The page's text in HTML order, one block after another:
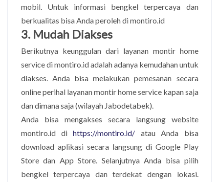
mobil. Untuk informasi bengkel terpercaya dan
berkualitas bisa Anda peroleh di montiro.id
3. Mudah Diakses
Berikutnya keunggulan dari layanan montir home
service di montiro.id adalah adanya kemudahan untuk
diakses. Anda bisa melakukan pemesanan secara
online perihal layanan montir home service kapan saja
dan dimana saja (wilayah Jabodetabek).
Anda bisa mengakses secara langsung website
montiro.id dihttps://montiro.id/ atau Anda bisa
download aplikasi secara langsung di Google Play
Store dan App Store. Selanjutnya Anda bisa pilih
bengkel terpercaya dan terdekat dengan lokasi.